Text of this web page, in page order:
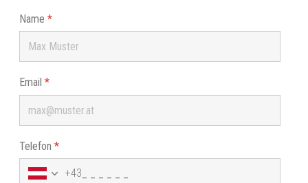
Name *
Email *
Telefon *
+43